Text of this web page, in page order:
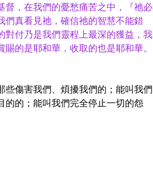
督，在我們的憂愁痛苦之中，『祂必
們真看見祂，確信祂的智慧不能錯
對付乃是我們靈程上最深的獲益，我
的是耶和華，收取的也是耶和華。
傷害我們、煩擾我們的；能叫我們
的的；能叫我們完全停止一切的怨